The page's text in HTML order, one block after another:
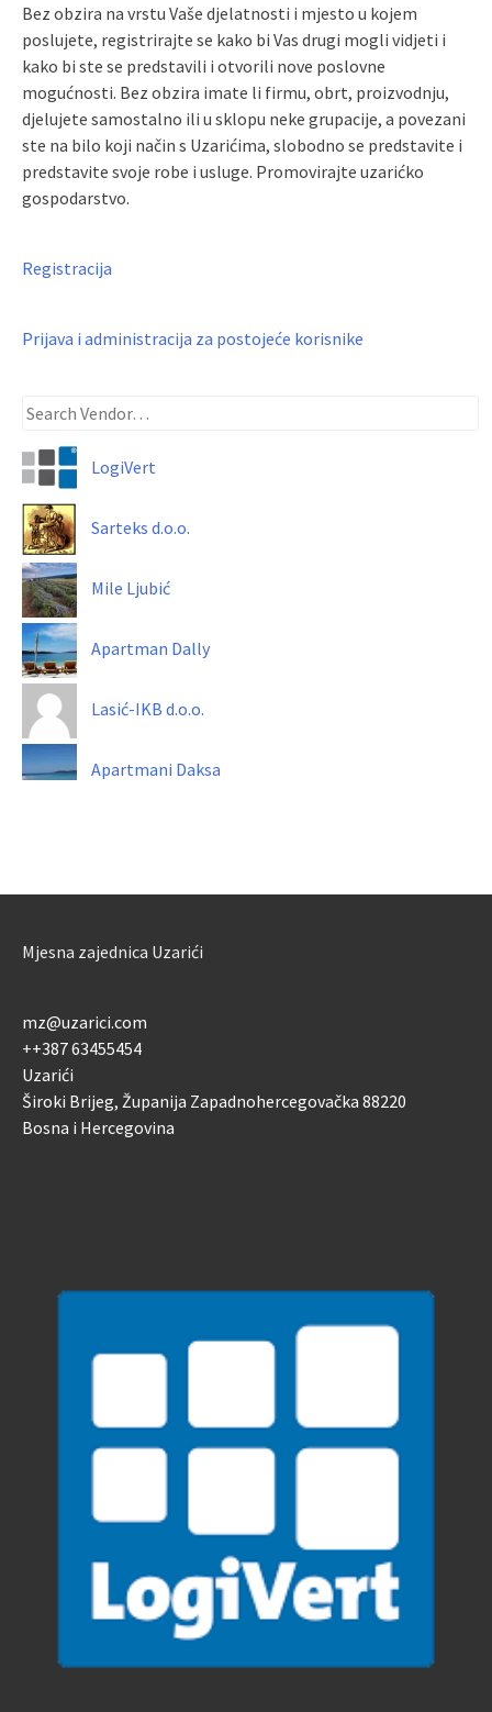
Bez obzira na vrstu Vaše djelatnosti i mjesto u kojem
poslujete, registrirajte se kako bi Vas drugi mogli vidjeti i
kako bi ste se predstavili i otvorili nove poslovne
mogućnosti. Bez obzira imate li firmu, obrt, proizvodnju,
djelujete samostalno ili u sklopu neke grupacije, a povezani
ste na bilo koji način s Uzarićima, slobodno se predstavite i
predstavite svoje robe i usluge. Promovirajte uzarićko
gospodarstvo.
Registracija
Prijava i administracija za postojeće korisnike
LogiVert
Sarteks d.o.o.
Mile Ljubić
Apartman Dally
Lasić-IKB d.o.o.
Apartmani Daksa
pupa.corrado
Mjesna zajednica Uzarići
mz@uzarici.com
++387 63455454
Uzarići
Široki Brijeg, Županija Zapadnohercegovačka 88220
Bosna i Hercegovina